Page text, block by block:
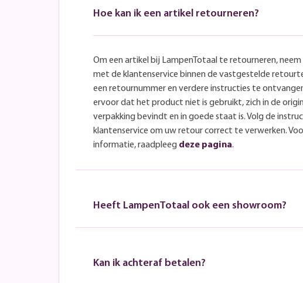
Hoe kan ik een artikel retourneren?
Om een artikel bij LampenTotaal te retourneren,
met de klantenservice binnen de vastgestelde
een retournummer en verdere instructies te
ervoor dat het product niet is gebruikt, zich in de
verpakking bevindt en in goede staat is. Volg de
klantenservice om uw retour correct te verwerken.
informatie, raadpleeg deze pagina.
Heeft LampenTotaal ook een showroom?
Kan ik achteraf betalen?